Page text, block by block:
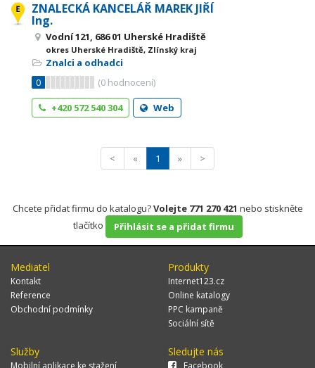
ZNALECKÁ KANCELÁŘ MAREK JIŘÍ
Ing.
Vodní 121, 686 01 Uherské Hradiště
okres Uherské Hradiště, Zlínský kraj
Znalci a odhadci
0
(0 hodnocení)
+420 572 540 304
Web
< « 1 » >
Chcete přidat firmu do katalogu?Volejte 771 270 421 nebo stiskněte
tlačítko
Přihlásit se a přidat firmu
Mediatel
Kontakt
Reference
Obchodní podmínky
Produkty
Internet123.cz
Online katalogy
PPC kampaně
Sociální sítě
Služby
Mobilní aplikace ke stažení
Sledujte nás
Facebook